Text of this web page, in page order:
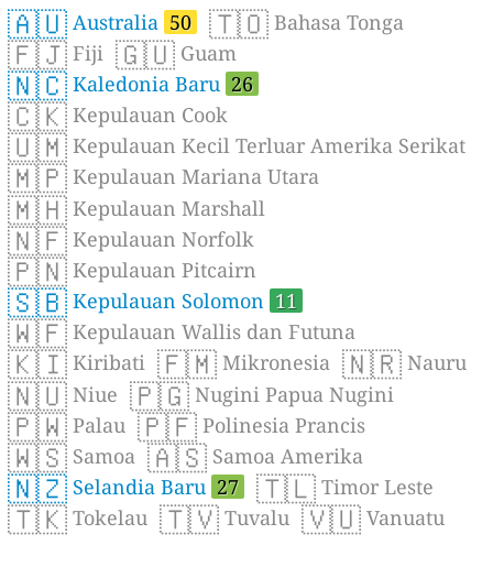
🇦🇺 Australia 50 🇹🇴 Bahasa Tonga
🇫🇯 Fiji 🇬🇺 Guam
🇳🇨 Kaledonia Baru 26
🇨🇰 Kepulauan Cook
🇺🇲 Kepulauan Kecil Terluar Amerika Serikat
🇲🇵 Kepulauan Mariana Utara
🇲🇭 Kepulauan Marshall
🇳🇫 Kepulauan Norfolk
🇵🇳 Kepulauan Pitcairn
🇸🇧 Kepulauan Solomon 11
🇼🇫 Kepulauan Wallis dan Futuna
🇰🇮 Kiribati 🇫🇲 Mikronesia 🇳🇷 Nauru
🇳🇺 Niue 🇵🇬 Nugini Papua Nugini
🇵🇼 Palau 🇵🇫 Polinesia Prancis
🇼🇸 Samoa 🇦🇸 Samoa Amerika
🇳🇿 Selandia Baru 27 🇹🇱 Timor Leste
🇹🇰 Tokelau 🇹🇻 Tuvalu 🇻🇺 Vanuatu